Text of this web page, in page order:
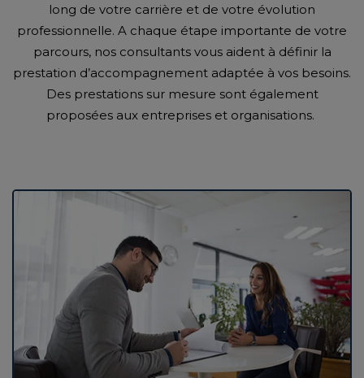
long de votre carrière et de votre évolution
professionnelle. A chaque étape importante de votre
parcours, nos consultants vous aident à définir la
prestation d’accompagnement adaptée à vos besoins.
Des prestations sur mesure sont également
proposées aux entreprises et organisations.